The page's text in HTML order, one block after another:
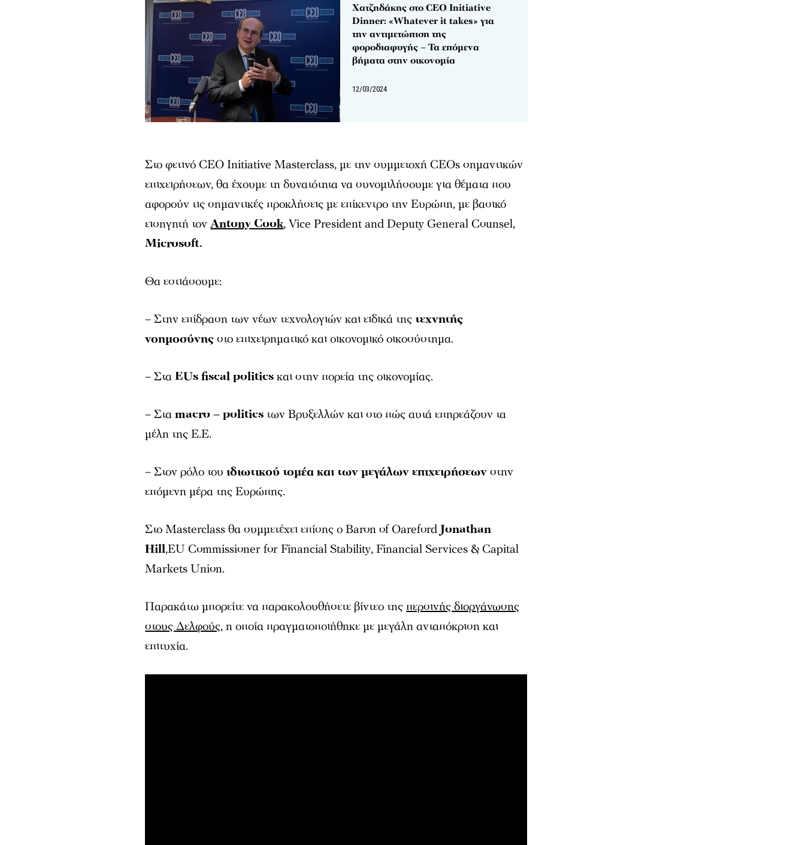
Χατζηδάκης στο CEO Initiative
Dinner: «Whatever it takes» για
την αντιμετώπιση της
φοροδιαφυγής – Τα επόμενα
βήματα στην οικονομία
12/03/2024
Στο φετινό CEO Initiative Masterclass, με την συμμετοχή CEOs σημαντικών
επιχειρήσεων, θα έχουμε τη δυνατότητα να συνομιλήσουμε για θέματα που
αφορούν τις σημαντικές προκλήσεις με επίκεντρο την Ευρώπη, με βασικό
εισηγητή τονAntony Cook, Vice President and Deputy General Counsel,
Microsoft.
Θα εστιάσουμε:
– Στην επίδραση των νέων τεχνολογιών και ειδικά τηςτεχνητής
νοημοσύνης στο επιχειρηματικό και οικονομικό οικοσύστημα.
– ΣταEUs fiscal politicsκαι στην πορεία της οικονομίας.
– Σταmacro – politicsτων Βρυξελλών και στο πώς αυτά επηρεάζουν τα
μέλη της Ε.Ε.
– Στον ρόλο τουιδιωτικού τομέα και των μεγάλων επιχειρήσεωνστην
επόμενη μέρα της Ευρώπης.
Στο Masterclass θα συμμετέχει επίσης ο Baron of Oareford Jonathan
Hill,EU Commissioner for Financial Stability, Financial Services & Capital
Markets Union.
Παρακάτω μπορείτε να παρακολουθήσετε βίντεο τηςπερσινής διοργάνωσης
στους Δελφούς, η οποία πραγματοποιήθηκε με μεγάλη ανταπόκριση και
επιτυχία.